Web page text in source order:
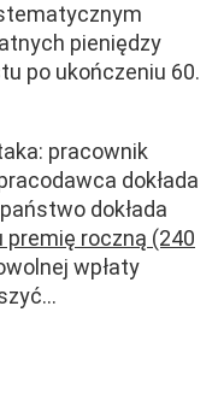
pieniędzy
po ukończeniu 60.
pracownik
dokłada
dokłada
premię roczną (240
wpłaty